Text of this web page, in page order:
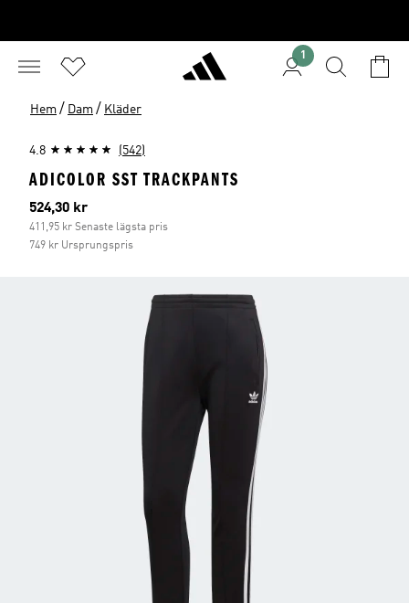
1
Hem / Dam / Kläder
4.8 (542)
ADICOLOR SST TRACKPANTS
Aktuellt pris
524,30 kr
411,95 kr Senaste lägsta pris
749 kr Ursprungspris